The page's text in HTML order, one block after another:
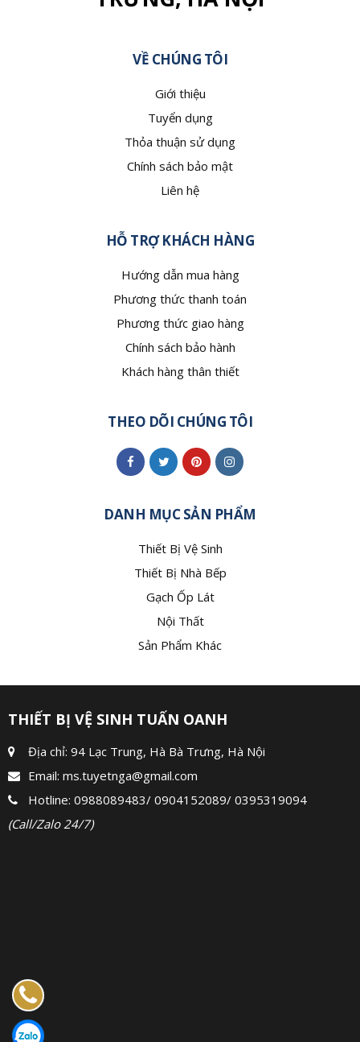
VỀ CHÚNG TÔI
Giới thiệu
Tuyển dụng
Thỏa thuận sử dụng
Chính sách bảo mật
Liên hệ
HỖ TRỢ KHÁCH HÀNG
Hướng dẫn mua hàng
Phương thức thanh toán
Phương thức giao hàng
Chính sách bảo hành
Khách hàng thân thiết
THEO DÕI CHÚNG TÔI
DANH MỤC SẢN PHẨM
Thiết Bị Vệ Sinh
Thiết Bị Nhà Bếp
Gạch Ốp Lát
Nội Thất
Sản Phẩm Khác
THIẾT BỊ VỆ SINH TUẤN OANH
Địa chỉ: 94 Lạc Trung, Hà Bà Trưng, Hà Nội
Email: ms.tuyetnga@gmail.com
Hotline: 0988089483/ 0904152089/ 0395319094
(Call/Zalo 24/7)